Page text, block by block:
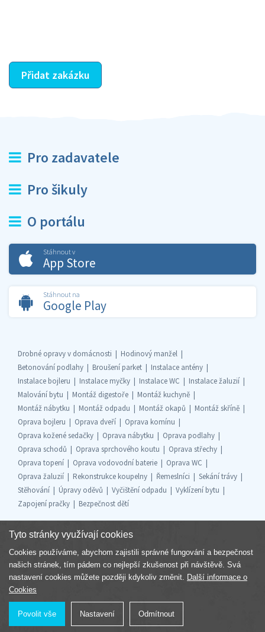
Přidat zakázku
Pro zadavatele
Pro šikuly
O portálu
Stáhnout v
App Store
Stáhnout na
Google Play
Drobné opravy v domácnosti
Hodinový manžel
Betonování podlahy
Broušení parket
Instalace antény
Instalace bojleru
Instalace myčky Instalace WC
Instalace žaluzií
Malování bytu
Montáž digestoře
Montáž kuchyně
Montáž nábytku
Montáž odpadu Montáž okapů
Montáž skříně
Oprava bojleru
Oprava dveří
Oprava komínu
Oprava kožené sedačky
Oprava nábytku
Oprava podlahy
Oprava schodů
Oprava sprchového koutu
Oprava střechy
Oprava topení
Oprava vodovodní baterie
Oprava WC
Oprava žaluzií
Rekonstrukce koupelny Řemeslníci
Sekání trávy
Stěhování
Úpravy oděvů Vyčištění odpadu
Vyklízení bytu
Zapojení pračky
Bezpečnost dětí
Součást skupiny
Tyto stránky využívají cookies
Cookies používáme, abychom zajistili správné fungování a bezpečnost
našich stránek, tím pádem co nejlepší zkušenost při návštěvě. Svá
nastavení cookies můžete později kdykoliv změnit. Další informace o
Cookies
Povolit vše Nastavení Odmítnout